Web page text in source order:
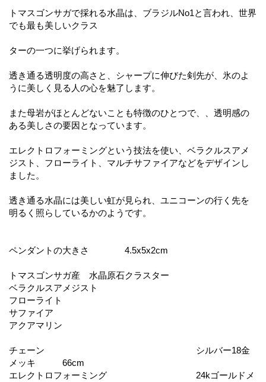
トマスゴンサガで採れる水晶は、ブラジルNo1と言われ、世界
でも最も美しいクラス
ターの一つに挙げられます。
透き通る透明度の高さと、シャープに伸びた剣先が、氷のよ
うに美しく見る人の心を魅了します。
また母岩がほとんどないことも特徴のひとつで、、透明感の
ある美しさの要因となっています。
エレクトロフォーミングという技法を使い、ベラクルスアメ
ジスト、フローライト、マルチサファイアなどをデザインし
ました。
透き通る水晶には美しい虹が見られ、ユニコーンの行く先を
明るく照らしているかのようです。
ペンダントの大きさ 4.5x5x2cm
トマスゴンサガ産 水晶原石クラスター
ベラクルスアメジスト
フローライト
サファイア
アクアマリン
チェーン シルバー18金
メッキ 66cm
エレクトロフォーミング 24kゴールドメ